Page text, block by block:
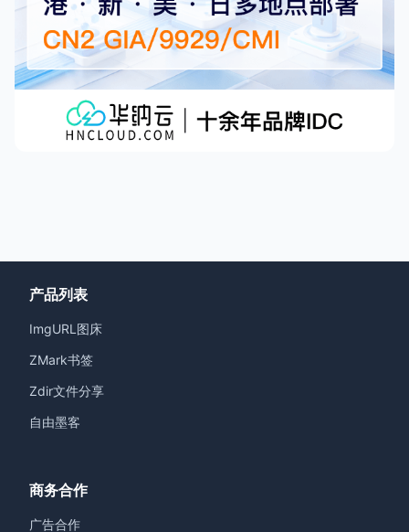
产品列表
ImgURL图床
ZMark书签
Zdir文件分享
自由墨客
商务合作
广告合作